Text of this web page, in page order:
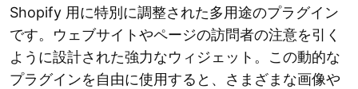
Shopify 用に特別に調整された多用途のプラグイン
です。ウェブサイトやページの訪問者の注意を引く
ように設計された強力なウィジェット。この動的な
プラグインを自由に使用すると、さまざまな画像や